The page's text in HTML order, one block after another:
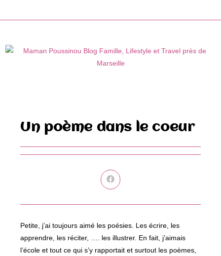
Un poème dans le coeur
Ouvrir
dans
autre
Petite, j’ai toujours aimé les poésies. Les écrire, les
apprendre, les réciter, …. les illustrer. En fait, j’aimais
l’école et tout ce qui s’y rapportait et surtout les poèmes,